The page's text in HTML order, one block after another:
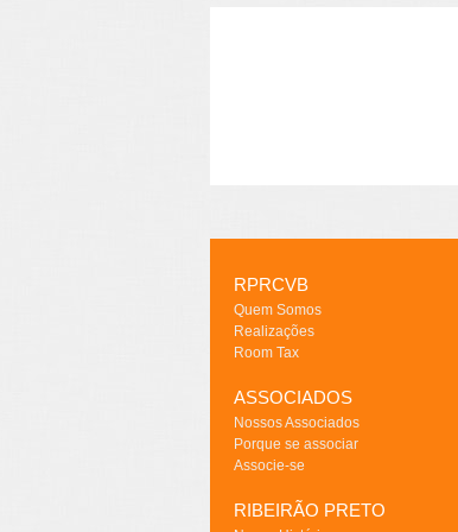
RPRCVB
Quem Somos
Realizações
Room Tax
ASSOCIADOS
Nossos Associados
Porque se associar
Associe-se
RIBEIRÃO PRETO